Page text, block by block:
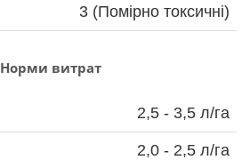
3 (Помірно токсичні)
Норми витрат
2,5 - 3,5 л/га
2,0 - 2,5 л/га